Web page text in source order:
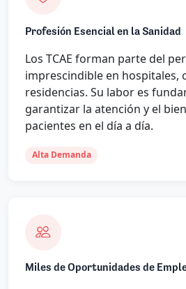
Profesión Esencial en la Sanidad
Los TCAE forman parte del
imprescindible en hospitales,
residencias. Su labor es
garantizar la atención y el
pacientes en el día a día.
Alta Demanda
Miles de Oportunidades de